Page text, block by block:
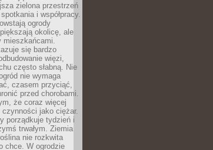
zielona przestrzeń
i współpracy.
ogrody
okolicę, ale
mieszkańcami.
się bardzo
więzi,
często słabną. Nie
nie wymaga
czasem przyciąć,
przed chorobami.
że coraz więcej
jako ciężar.
porządkuje tydzień i
trwałym. Ziemia
nie rozkwita
chce. W ogrodzie